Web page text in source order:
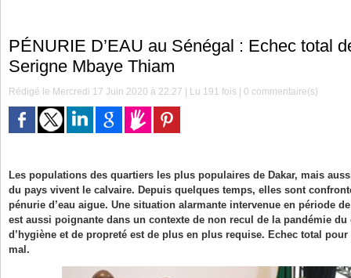
PÉNURIE D’EAU au Sénégal : Echec total
Serigne Mbaye Thiam
Rédigé le Mercredi 17 Juin 2020 à 22:27 | Lu 191 fois |0 commentaire(s)
Les populations des quartiers les plus populaires de Dakar, mais
du pays vivent le calvaire. Depuis quelques temps, elles sont
pénurie d’eau aigue. Une situation alarmante intervenue en période
est aussi poignante dans un contexte de non recul de la pandémie du
d’hygiène et de propreté est de plus en plus requise. Echec total
mal.